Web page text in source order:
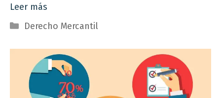
Leer más
Categorías
Derecho Mercantil